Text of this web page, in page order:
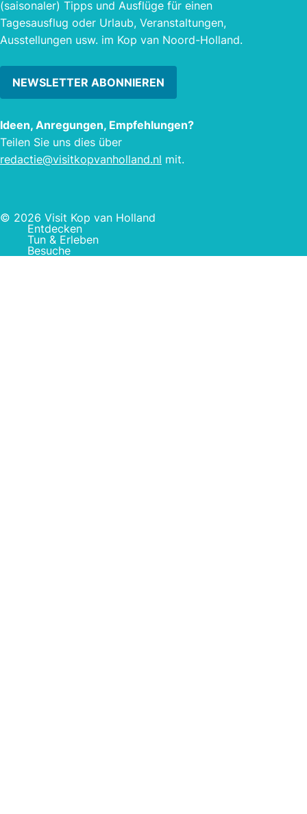
(saisonaler) Tipps und Ausflüge für einen
Tagesausflug oder Urlaub, Veranstaltungen,
Ausstellungen usw. im Kop van Noord-Holland.
NEWSLETTER ABONNIEREN
Ideen, Anregungen, Empfehlungen?
Teilen Sie uns dies über
redactie@visitkopvanholland.nl mit.
© 2026 Visit Kop van Holland
Entdecken
Tun & Erleben
Besuche